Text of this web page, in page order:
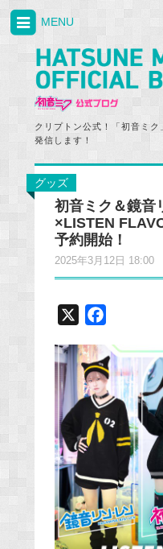
クリプトン公式！「初音ミ
発信します！
MENU
グッズ
初音ミク＆鏡音
×LISTEN
予約開始！
2025年3月12日 18:00
c
e
b
o